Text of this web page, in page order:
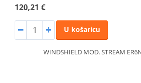
120,21 €
U košaricu
WINDSHIELD MOD. STREAM